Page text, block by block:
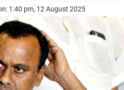
1:40 pm, 12 August 2025